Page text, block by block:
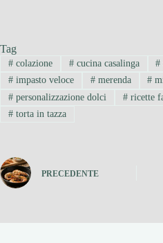
Tag
#colazione #cucina casalinga #
#impasto veloce #merenda #
#personalizzazione dolci #ricette
#torta in tazza
PRECEDENTE